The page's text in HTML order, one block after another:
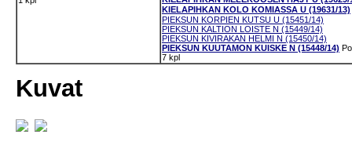
KIELAPIHKAN KOLO KOMIASSA U (19631/13)
PIEKSUN KORPIEN KUTSU U (15451/14)
PIEKSUN KALTION LOISTE N (15449/14)
PIEKSUN KIVIRAKAN HELMI N (15450/14)
PIEKSUN KUUTAMON KUISKE N (15448/14)
7 kpl
Kuvat